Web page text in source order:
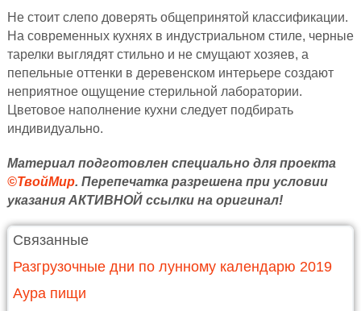
Не стоит слепо доверять общепринятой классификации.
На современных кухнях в индустриальном стиле, черные
тарелки выглядят стильно и не смущают хозяев, а
пепельные оттенки в деревенском интерьере создают
неприятное ощущение стерильной лаборатории.
Цветовое наполнение кухни следует подбирать
индивидуально.
Материал подготовлен специально для проекта
©ТвойМир. Перепечатка разрешена при условии
указания АКТИВНОЙ ссылки на оригинал!
Связанные
Разгрузочные дни по лунному календарю 2019
Аура пищи